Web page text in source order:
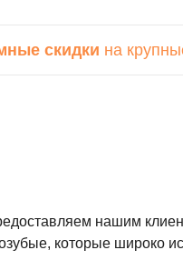
скидки на
нашим
которые широко